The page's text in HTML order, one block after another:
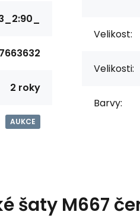
2 roky
AUKCE
Velikost:
Velikosti:
Barvy:
šaty M667